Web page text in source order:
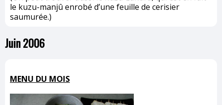
le kuzu-manjû enrobé d’une feuille de cerisier
saumurée.)
Juin 2006
MENU DU MOIS